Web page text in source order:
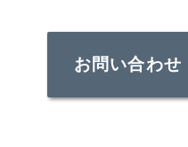
お問い合わせ